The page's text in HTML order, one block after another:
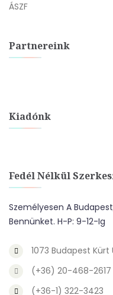
ÁSZF
Partnereink
Kiadónk
Fedél Nélkül
Személyesen A
Bennünket. H-P: 9-12-Ig
1073 Budapest Kürt
(+36) 20-468-2617
(+36-1) 322-3423